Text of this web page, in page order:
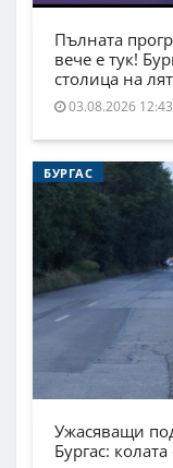
Пълната
вече е тук!
столица на
03.08.2026
БУРГАС
Ужасяващи
Бургас: